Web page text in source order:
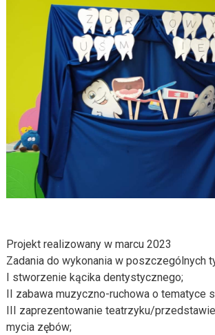
Projekt realizowany w marcu 2023
Zadania do wykonania w poszczególnych
I stworzenie kącika dentystycznego;
II zabawa muzyczno-ruchowa o tematyce
III zaprezentowanie teatrzyku/
mycia zębów;